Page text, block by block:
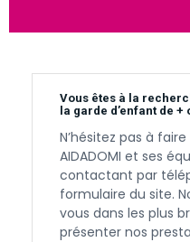
Vous êtes à la
la garde d’enfant de
N’hésitez pas à
AIDADOMI et ses
contactant par
formulaire du site.
vous dans les plus
présenter nos